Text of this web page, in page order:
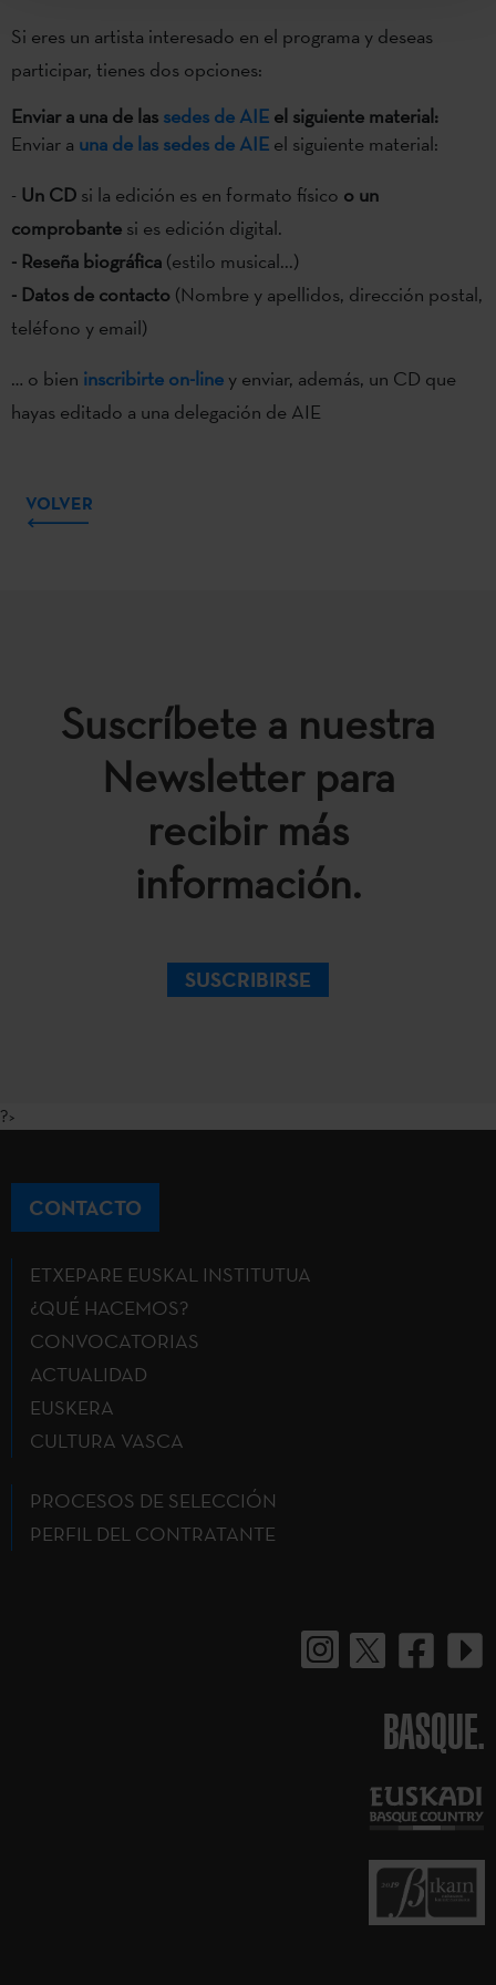
Si eres un artista interesado en el programa y deseas
participar, tienes dos opciones:
Enviar a una de las sedes de AIE el siguiente material:
Enviar a una de las sedes de AIE el siguiente material:
- Un CD si la edición es en formato físico o un
comprobante si es edición digital.
- Reseña biográfica (estilo musical...)
- Datos de contacto (Nombre y apellidos, dirección postal,
teléfono y email)
… o bien inscribirte on-line y enviar, además, un CD que
hayas editado a una delegación de AIE
VOLVER
Suscríbete a nuestra
Newsletter para
recibir más
información.
SUSCRIBIRSE
?>
CONTACTO
ETXEPARE EUSKAL INSTITUTUA
¿QUÉ HACEMOS?
CONVOCATORIAS
ACTUALIDAD
EUSKERA
CULTURA VASCA
PROCESOS DE SELECCIÓN
PERFIL DEL CONTRATANTE
BASQUE.